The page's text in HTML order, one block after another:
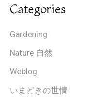
Categories
Gardening
Nature 自然
Weblog
いまどきの世情